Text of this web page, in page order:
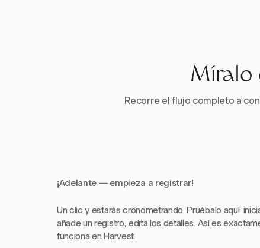
Míralo
Recorre el flujo completo a
¡Adelante — empieza a registrar!
Un clic y estarás cronometrando. Pruébalo aquí:
añade un registro, edita los detalles. Así es
funciona en Harvest.